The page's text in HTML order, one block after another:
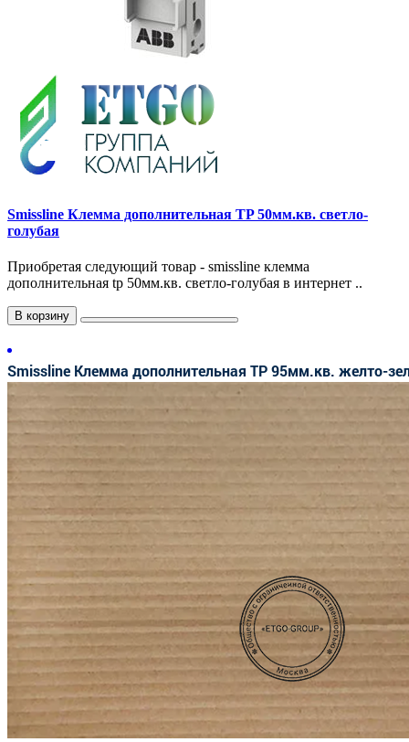
Smissline Клемма дополнительная TP 50мм.кв. светло-
голубая
Приобретая следующий товар - smissline клемма
дополнительная tp 50мм.кв. светло-голубая в интернет ..
В корзину